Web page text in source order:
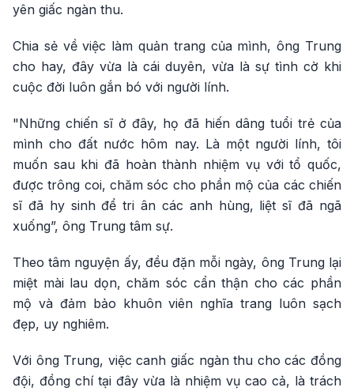
yên giấc ngàn thu.
Chia sẻ về việc làm quản trang của mình, ông Trung
cho hay, đây vừa là cái duyên, vừa là sự tình cờ khi
cuộc đời luôn gắn bó với người lính.
"Những chiến sĩ ở đây, họ đã hiến dâng tuổi trẻ của
mình cho đất nước hôm nay. Là một người lính, tôi
muốn sau khi đã hoàn thành nhiệm vụ với tổ quốc,
được trông coi, chăm sóc cho phần mộ của các chiến
sĩ đã hy sinh để tri ân các anh hùng, liệt sĩ đã ngã
xuống”, ông Trung tâm sự.
Theo tâm nguyện ấy, đều đặn mỗi ngày, ông Trung lại
miệt mài lau dọn, chăm sóc cẩn thận cho các phần
mộ và đảm bảo khuôn viên nghĩa trang luôn sạch
đẹp, uy nghiêm.
Với ông Trung, việc canh giấc ngàn thu cho các đồng
đội, đồng chí tại đây vừa là nhiệm vụ cao cả, là trách